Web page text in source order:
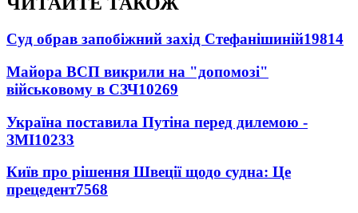
Суд обрав запобіжний захід Стефанішиній19814
Майора ВСП викрили на "допомозі"
військовому в СЗЧ10269
Україна поставила Путіна перед дилемою -
ЗМІ10233
Київ про рішення Швеції щодо судна: Це
прецедент7568